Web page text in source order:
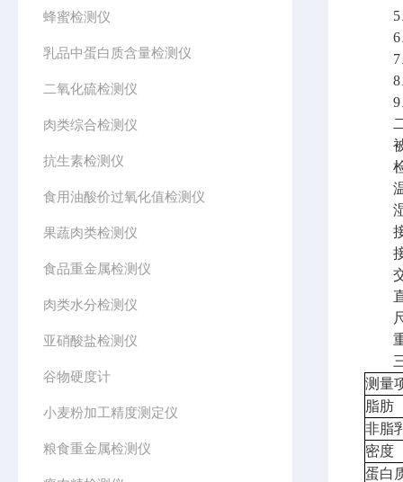
蜂蜜检测仪
乳品中蛋白质含量检测仪
二氧化硫检测仪
肉类综合检测仪
抗生素检测仪
食用油酸价过氧化值检测仪
果蔬肉类检测仪
食品重金属检测仪
肉类水分检测仪
亚硝酸盐检测仪
谷物硬度计
小麦粉加工精度测定仪
粮食重金属检测仪
5、
6、
7、
8、
9、
二
被
检
温
湿
接
接
交
直
尺
重
三
测量
脂肪
非脂
密度
蛋白